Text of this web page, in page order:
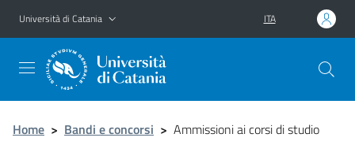
Vai al contenuto principale
Vai al menu di navigazione
Università di Catania ITA
Home > Bandi e concorsi > Ammissioni ai corsi di studio